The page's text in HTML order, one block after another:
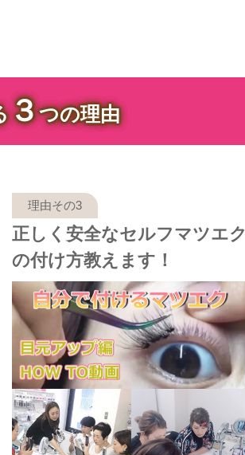
３つの理由
正しく安全なセルフマツエク
の付け方教えます！